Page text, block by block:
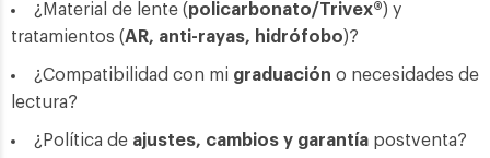
¿Material de lente (policarbonato/Trivex®) y
tratamientos (AR, anti-rayas, hidrófobo)?
¿Compatibilidad con mi graduación o necesidades de
lectura?
¿Política de ajustes, cambios y garantía postventa?